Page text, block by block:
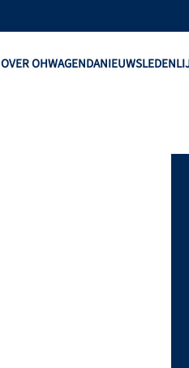
OVER OHWAGENDANIEUWS